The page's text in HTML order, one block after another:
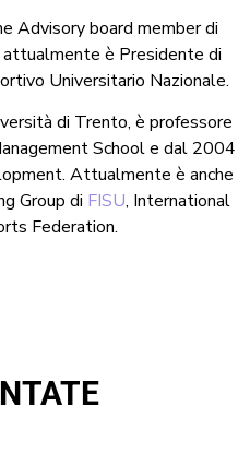
Advisory board member di
è Presidente di
Universitario Nazionale.
di Trento, è professore
School e dal 2004
Attualmente è anche
Group di FISU, International
Federation.